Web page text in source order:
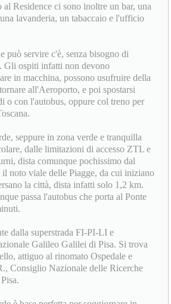
al Residence ci sono inoltre un bar, una
lavanderia, un tabaccaio e l'ufficio
può servire c'è, senza bisogno di
Gli ospiti infatti non devono
in macchina, possono usufruire della
all'Aeroporto, e poi spostarsi
o con l'autobus, oppure col treno per
seppure in zona verde e tranquilla
dalle limitazioni di accesso ZTL e
dista comunque pochissimo dal
il noto viale delle Piagge, da cui iniziano
la città, dista infatti solo 1,2 km.
passa l'autobus che porta al Ponte
dalla superstrada FI-PI-LI e
Galileo Galilei di Pisa. Si trova
attiguo al rinomato Ospedale e
Consiglio Nazionale delle Ricerche